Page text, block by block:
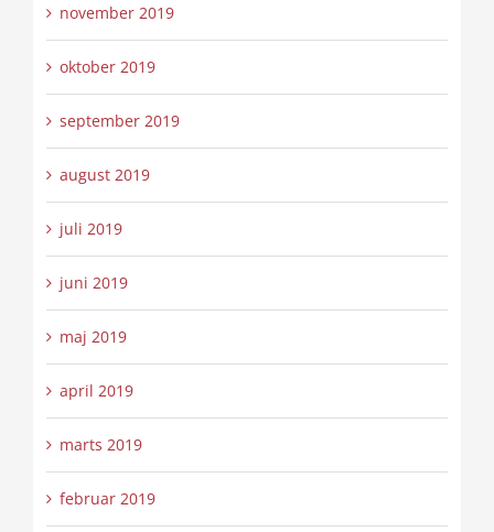
november 2019
oktober 2019
september 2019
august 2019
juli 2019
juni 2019
maj 2019
april 2019
marts 2019
februar 2019